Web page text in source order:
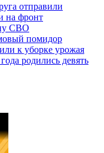
отправили
на фронт
СВО
помидор
к уборке урожая
родились девять